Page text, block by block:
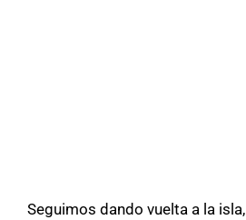
Seguimos dando vuelta a la isla,